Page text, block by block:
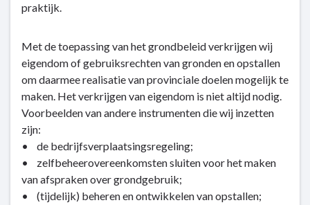
praktijk.
Met de toepassing van het grondbeleid verkrijgen wij
eigendom of gebruiksrechten van gronden en opstallen
om daarmee realisatie van provinciale doelen mogelijk te
maken. Het verkrijgen van eigendom is niet altijd nodig.
Voorbeelden van andere instrumenten die wij inzetten
zijn:
• de bedrijfsverplaatsingsregeling;
• zelfbeheerovereenkomsten sluiten voor het maken
van afspraken over grondgebruik;
• (tijdelijk) beheren en ontwikkelen van opstallen;